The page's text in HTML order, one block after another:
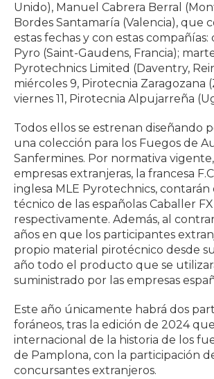
Unido), Manuel Cabrera Berral
Bordes Santamaría (Valencia), que
estas fechas y con estas compañías:
Pyro (Saint-Gaudens, Francia);
Pyrotechnics Limited (Daventry,
miércoles 9, Pirotecnia Zaragozana
viernes 11, Pirotecnia Alpujarreña
Todos ellos se estrenan diseñando
una colección para los Fuegos de
Sanfermines. Por normativa
empresas extranjeras, la francesa
inglesa MLE Pyrotechnics,
técnico de las españolas Caballer
respectivamente. Además, al
años en que los participantes
propio material pirotécnico desde
año todo el producto que se
suministrado por las empresas
Este año únicamente habrá dos
foráneos, tras la edición de 2024
internacional de la historia de los
de Pamplona, con la participación
concursantes extranjeros.